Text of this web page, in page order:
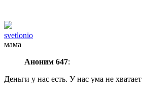
svetlonio
мама
Аноним 647:
Деньги у нас есть. У нас ума не хватает